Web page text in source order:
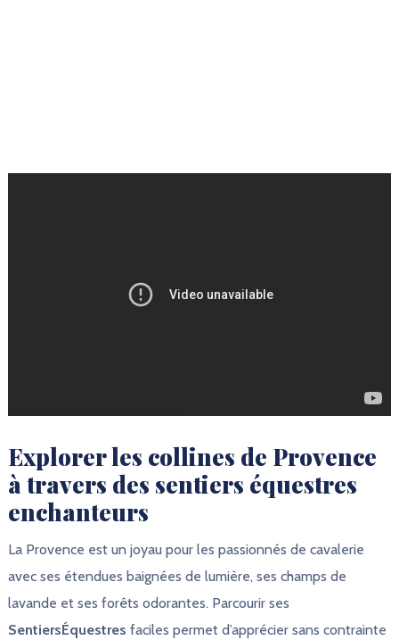
Explorer les collines de Provence
à travers des sentiers équestres
enchanteurs
La Provence est un joyau pour les passionnés de cavalerie
avec ses étendues baignées de lumière, ses champs de
lavande et ses forêts odorantes. Parcourir ses
SentiersÉquestres faciles permet d’apprécier sans contrainte